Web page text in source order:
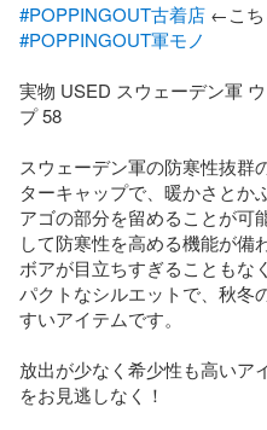
#POPPINGOUT古着店
#POPPINGOUT軍モノ
実物 USED スウェーデン軍
プ 58
スウェーデン軍の防寒性抜群
ターキャップで、暖かさとか
アゴの部分を留めることが可
して防寒性を高める機能が備
ボアが目立ちすぎることもな
パクトなシルエットで、秋冬
すいアイテムです。
放出が少なく希少性も高いア
をお見逃しなく！